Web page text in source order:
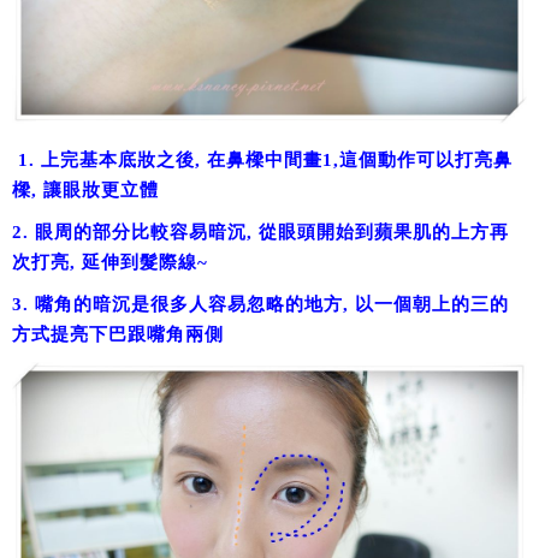
1. 上完基本底妝之後, 在鼻樑中間畫1,這個動作可以打亮鼻
樑, 讓眼妝更立體
2. 眼周的部分比較容易暗沉, 從眼頭開始到蘋果肌的上方再
次打亮, 延伸到髮際線~
3. 嘴角的暗沉是很多人容易忽略的地方, 以一個朝上的三的
方式提亮下巴跟嘴角兩側